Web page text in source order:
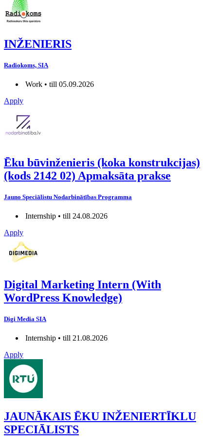
INŽENIERIS
Radiokoms, SIA
Work • till 05.09.2026
Apply
Ēku būvinženieris (koka konstrukcijas)
(kods 2142 02) Apmaksāta prakse
Jauno Speciālistu Nodarbinātības Programma
Internship • till 24.08.2026
Apply
Digital Marketing Intern (With
WordPress Knowledge)
Digi Media SIA
Internship • till 21.08.2026
Apply
JAUNĀKAIS ĒKU INŽENIERTĪKLU
SPECIĀLISTS